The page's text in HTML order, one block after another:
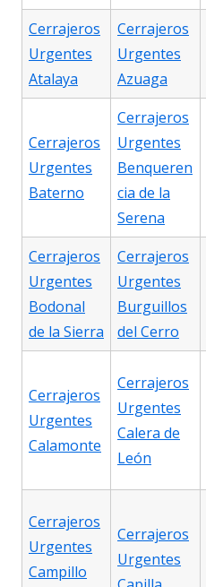
Cerrajeros
Urgentes
Atalaya
Cerrajeros
Urgentes
Azuaga
Cerrajeros
Urgentes
Baterno
Cerrajeros
Urgentes
Benqueren
cia de la
Serena
Cerrajeros
Urgentes
Bodonal
de la Sierra
Cerrajeros
Urgentes
Burguillos
del Cerro
Cerrajeros
Urgentes
Calamonte
Cerrajeros
Urgentes
Calera de
León
Cerrajeros
Urgentes
Campillo
Cerrajeros
Urgentes